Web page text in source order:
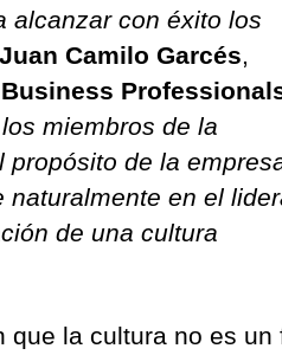
alcanzar con éxito los
Juan Camilo Garcés,
miembros de la
de la
en el
de una cultura
que la cultura no es un